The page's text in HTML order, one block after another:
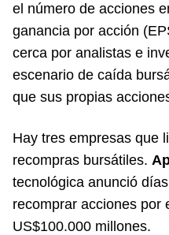
el número de acciones
ganancia por acción
cerca por analistas e
escenario de caída
que sus propias
Hay tres empresas que
recompras bursátiles.
tecnológica anunció
recomprar acciones por
US$100.000 millones.